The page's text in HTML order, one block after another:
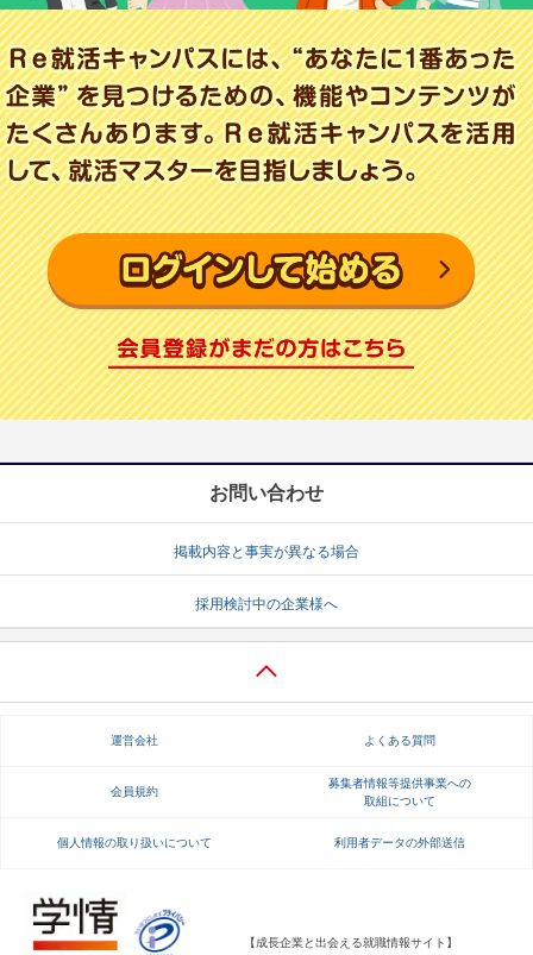
適職診断
あなたに合う仕事を診断！
就活チャンネル
動画で対策講座をチェック
就活ニュースペーパー
就活時事ニュースを更新
よくある質問
不明点があればこちら
お問い合わせ
掲載内容と事実が異なる場合
採用検討中の企業様へ
運営会社 よくある質問
会員規約
募集者情報等提供事業への
取組について
個人情報の取り扱いについて 利用者データの外部送信
【成長企業と出会える就職情報サイト】